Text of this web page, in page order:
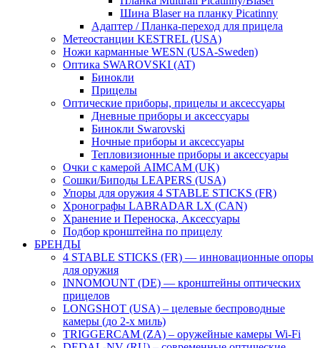
Шина Blaser на планку Picatinny
Адаптер / Планка-переход для прицела
Метеостанции KESTREL (USA)
Ножи карманные WESN (USA-Sweden)
Оптика SWAROVSKI (AT)
Бинокли
Прицелы
Оптические приборы, прицелы и аксессуары
Дневные приборы и аксессуары
Бинокли Swarovski
Ночные приборы и аксессуары
Тепловизионные приборы и аксессуары
Очки с камерой AIMCAM (UK)
Сошки/Биподы LEAPERS (USA)
Упоры для оружия 4 STABLE STICKS (FR)
Хронографы LABRADAR LX (CAN)
Хранение и Переноска, Аксессуары
Подбор кронштейна по прицелу
БРЕНДЫ
4 STABLE STICKS (FR) — инновационные опоры
для оружия
INNOMOUNT (DE) — кронштейны оптических
прицелов
LONGSHOT (USA) – целевые беспроводные
камеры (до 2-х миль)
TRIGGERCAM (ZA) – оружейные камеры Wi-Fi